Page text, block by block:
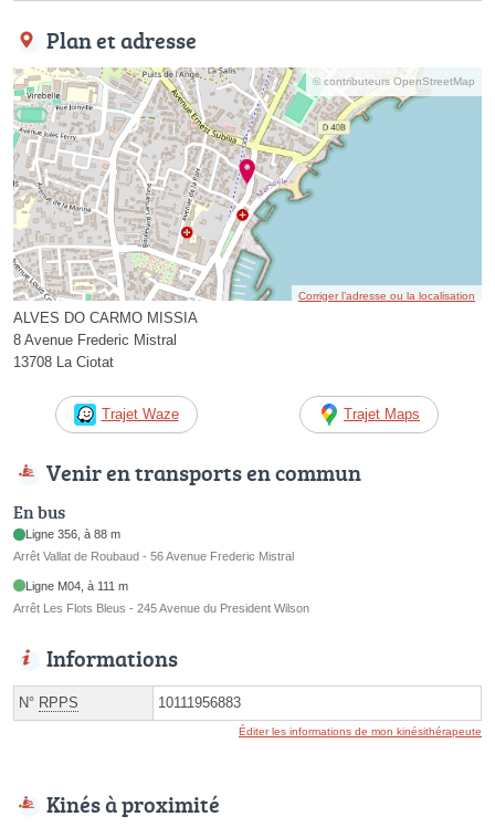
Plan et adresse
© contributeurs OpenStreetMap
Corriger l’adresse ou la localisation
ALVES DO CARMO MISSIA
8 Avenue Frederic Mistral
13708 La Ciotat
Trajet Waze Trajet Maps
Venir en transports en commun
En bus
Ligne 356, à 88 m
Arrêt Vallat de Roubaud - 56 Avenue Frederic Mistral
Ligne M04, à 111 m
Arrêt Les Flots Bleus - 245 Avenue du President Wilson
Informations
N° RPPS 10111956883
Éditer les informations de mon kinésithérapeute
Kinés à proximité